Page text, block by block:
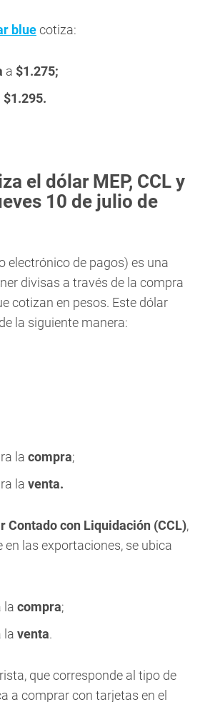
bluecotiza:
a $1.275;
$1.295.
el dólar MEP, CCL y
10 de julio de
electrónico de pagos) es una
divisas a través de la compra
cotizan en pesos. Este dólar
la siguiente manera:
la compra;
la venta.
Contado con Liquidación (CCL),
en las exportaciones, se ubica
la compra;
la venta.
que corresponde al tipo de
a comprar con tarjetas en el